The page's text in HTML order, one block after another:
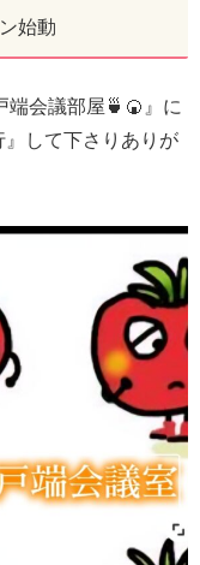
始動
端会議部屋🍵🍘』に
して下さりありが